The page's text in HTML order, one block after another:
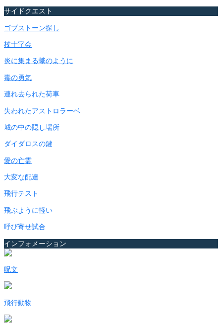
サイドクエスト
ゴブストーン探し
杖十字会
炎に集まる蛾のように
毒の勇気
連れ去られた荷車
失われたアストロラーベ
城の中の隠し場所
ダイダロスの鍵
愛の亡霊
大変な配達
飛行テスト
飛ぶように軽い
呼び寄せ試合
インフォメーション
呪文
飛行動物